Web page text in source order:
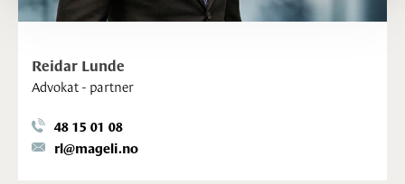
Reidar Lunde
Advokat - partner
48 15 01 08
rl@mageli.no